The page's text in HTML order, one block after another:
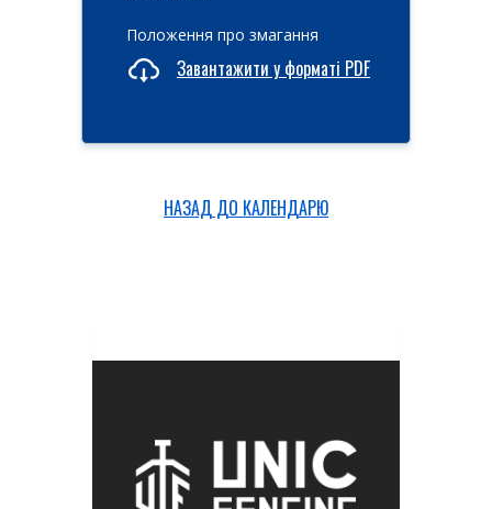
Положення про змагання
Завантажити у форматі PDF
НАЗАД ДО КАЛЕНДАРЮ